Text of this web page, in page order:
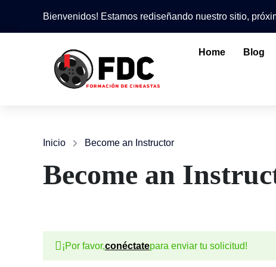
Bienvenidos! Estamos rediseñando nuestro sitio,
Home Blog
Inicio Become an Instructor
Become an
¡Por favor,conéctatepara enviar tu solicitud!